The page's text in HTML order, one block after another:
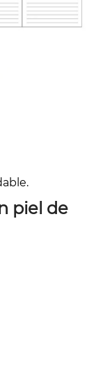
piel de